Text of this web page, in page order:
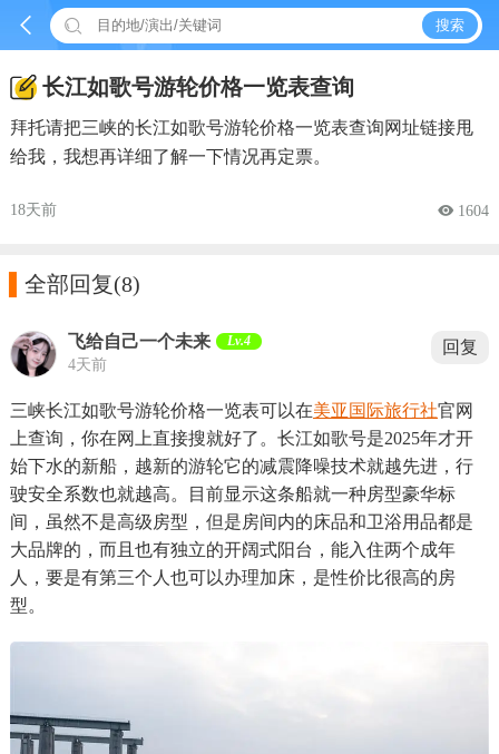
  搜索
长江如歌号游轮价格一览表查询
拜托请把三峡的长江如歌号游轮价格一览表查询网址链接甩
给我，我想再详细了解一下情况再定票。
18天前  1604
全部回复(8)
飞给自己一个未来 Lv.4
4天前
回复
三峡长江如歌号游轮价格一览表可以在美亚国际旅行社官网
上查询，你在网上直接搜就好了。长江如歌号是2025年才开
始下水的新船，越新的游轮它的减震降噪技术就越先进，行
驶安全系数也就越高。目前显示这条船就一种房型豪华标
间，虽然不是高级房型，但是房间内的床品和卫浴用品都是
大品牌的，而且也有独立的开阔式阳台，能入住两个成年
人，要是有第三个人也可以办理加床，是性价比很高的房
型。